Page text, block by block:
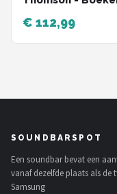
€ 112,99
SOUNDBARSPOT
Een soundbar bevat een
vanaf dezelfde plaats als de
Samsung